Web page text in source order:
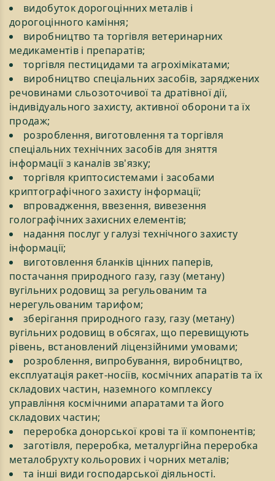
видобуток дорогоцінних металів і
дорогоцінного каміння;
виробництво та торгівля ветеринарних
медикаментів і препаратів;
торгівля пестицидами та агрохімікатами;
виробництво спеціальних засобів, заряджених
речовинами сльозоточивої та дратівної дії,
індивідуального захисту, активної оборони та їх
продаж;
розроблення, виготовлення та торгівля
спеціальних технічних засобів для зняття
інформації з каналів зв'язку;
торгівля криптосистемами і засобами
криптографічного захисту інформації;
впровадження, ввезення, вивезення
голографічних захисних елементів;
надання послуг у галузі технічного захисту
інформації;
виготовлення бланків цінних паперів,
постачання природного газу, газу (метану)
вугільних родовищ за регульованим та
нерегульованим тарифом;
зберігання природного газу, газу (метану)
вугільних родовищ в обсягах, що перевищують
рівень, встановлений ліцензійними умовами;
розроблення, випробування, виробництво,
експлуатація ракет-носіїв, космічних апаратів та їх
складових частин, наземного комплексу
управління космічними апаратами та його
складових частин;
переробка донорської крові та її компонентів;
заготівля, переробка, металургійна переробка
металобрухту кольорових і чорних металів;
та інші види господарської діяльності.